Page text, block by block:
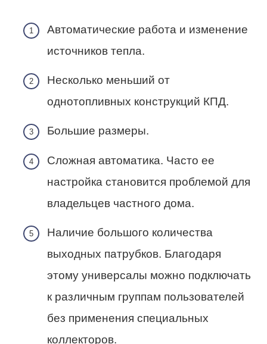
Автоматические работа и изменение
источников тепла.
Несколько меньший от
однотопливных конструкций КПД.
Большие размеры.
Сложная автоматика. Часто ее
настройка становится проблемой для
владельцев частного дома.
Наличие большого количества
выходных патрубков. Благодаря
этому универсалы можно подключать
к различным группам пользователей
без применения специальных
коллекторов.